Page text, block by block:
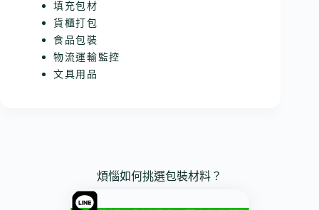
填充包材
貨櫃打包
食品包裝
物流運輸監控
文具用品
煩惱如何挑選包裝材料？